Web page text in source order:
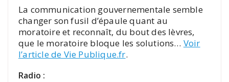
La communication gouvernementale semble
changer son fusil d’épaule quant au
moratoire et reconnaît, du bout des lèvres,
que le moratoire bloque les solutions… Voir
l’article de Vie Publique.fr.
Radio :